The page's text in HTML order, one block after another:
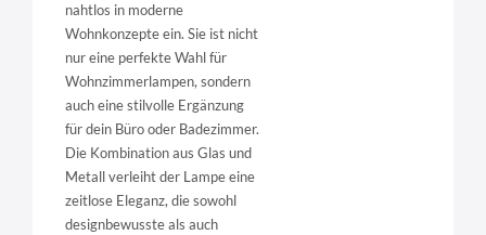
nahtlos in moderne
Wohnkonzepte ein. Sie ist nicht
nur eine perfekte Wahl für
Wohnzimmerlampen, sondern
auch eine stilvolle Ergänzung
für dein Büro oder Badezimmer.
Die Kombination aus Glas und
Metall verleiht der Lampe eine
zeitlose Eleganz, die sowohl
designbewusste als auch